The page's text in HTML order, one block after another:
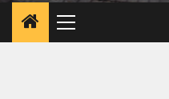
Menu
principal